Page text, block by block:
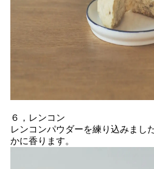
６，レンコン
レンコンパウダーを練り込みまし
かに香ります。